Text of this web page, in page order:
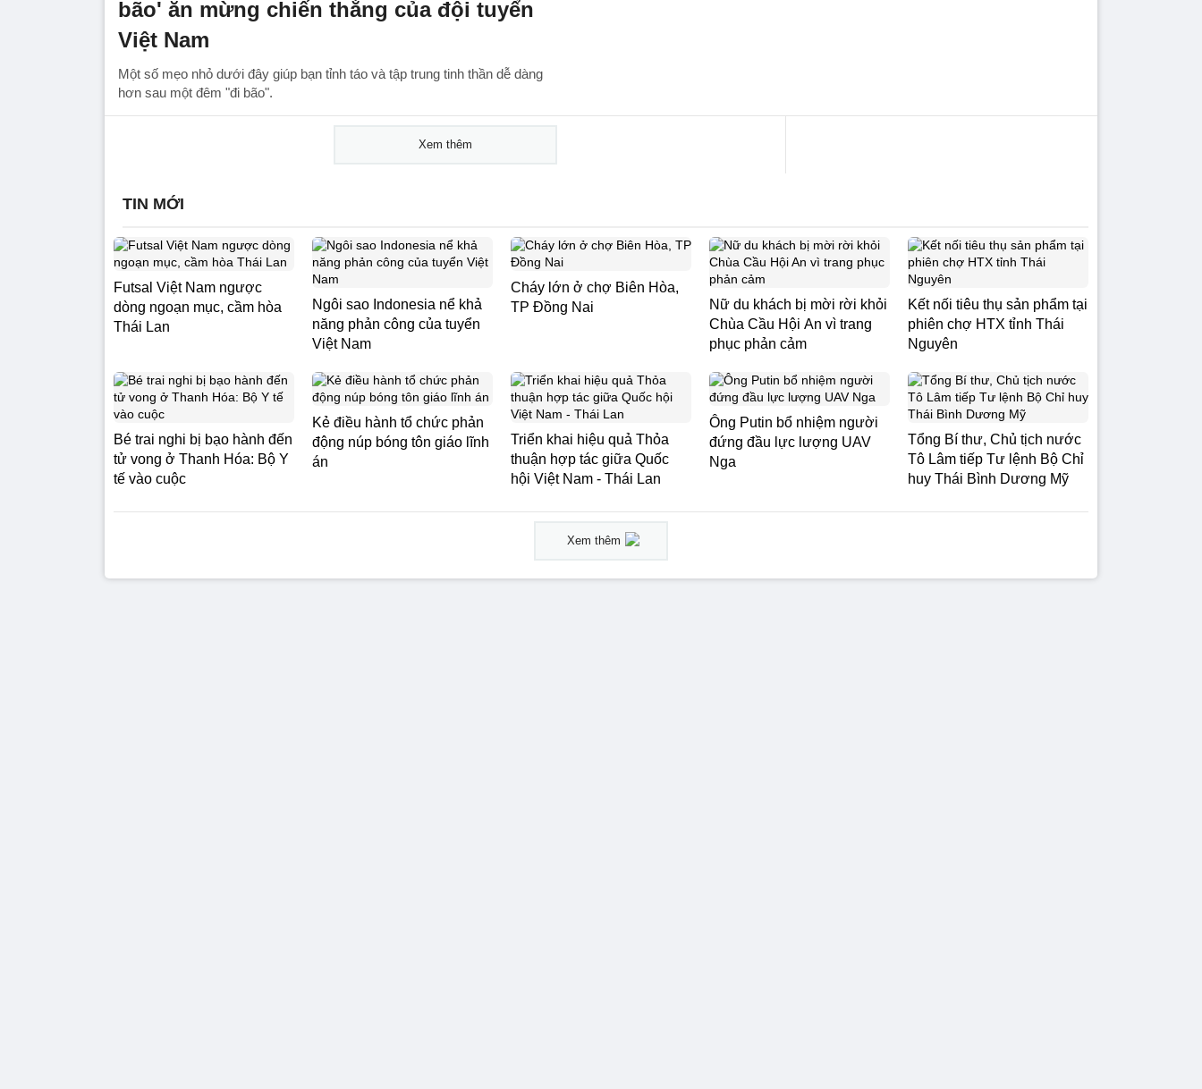
bão' ăn mừng chiến thắng của đội tuyển
Việt Nam
Một số mẹo nhỏ dưới đây giúp bạn tỉnh táo và tập trung tinh thần dễ dàng
hơn sau một đêm "đi bão".
Xem thêm
TIN MỚI
Futsal Việt Nam ngược
dòng ngoạn mục, cầm hòa
Thái Lan
Ngôi sao Indonesia nể khả
năng phản công của tuyển
Việt Nam
Cháy lớn ở chợ Biên Hòa,
TP Đồng Nai
Nữ du khách bị mời rời khỏi
Chùa Cầu Hội An vì trang
phục phản cảm
Kết nối tiêu thụ sản phẩm tại
phiên chợ HTX tỉnh Thái
Nguyên
Bé trai nghi bị bạo hành đến
tử vong ở Thanh Hóa: Bộ Y
tế vào cuộc
Kẻ điều hành tổ chức phản
động núp bóng tôn giáo lĩnh
án
Triển khai hiệu quả Thỏa
thuận hợp tác giữa Quốc
hội Việt Nam - Thái Lan
Ông Putin bổ nhiệm người
đứng đầu lực lượng UAV
Nga
Tổng Bí thư, Chủ tịch nước
Tô Lâm tiếp Tư lệnh Bộ Chỉ
huy Thái Bình Dương Mỹ
Xem thêm